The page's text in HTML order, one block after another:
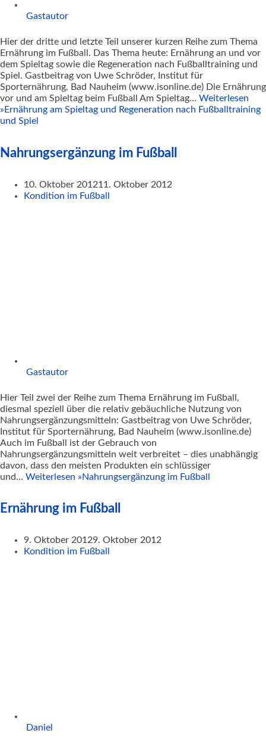
Gastautor
Hier der dritte und letzte Teil unserer kurzen Reihe zum Thema
Ernährung im Fußball. Das Thema heute: Ernährung an und vor
dem Spieltag sowie die Regeneration nach Fußballtraining und
Spiel. Gastbeitrag von Uwe Schröder, Institut für
Sporternährung, Bad Nauheim (www.isonline.de) Die Ernährung
vor und am Spieltag beim Fußball Am Spieltag… Weiterlesen
» Ernährung am Spieltag und Regeneration nach Fußballtraining
und Spiel
Nahrungsergänzung im Fußball
10. Oktober 201211. Oktober 2012
Kondition im Fußball
Gastautor
Hier Teil zwei der Reihe zum Thema Ernährung im Fußball,
diesmal speziell über die relativ gebäuchliche Nutzung von
Nahrungsergänzungsmitteln: Gastbeitrag von Uwe Schröder,
Institut für Sporternährung, Bad Nauheim (www.isonline.de)
Auch im Fußball ist der Gebrauch von
Nahrungsergänzungsmitteln weit verbreitet – dies unabhängig
davon, dass den meisten Produkten ein schlüssiger
und… Weiterlesen »Nahrungsergänzung im Fußball
Ernährung im Fußball
9. Oktober 20129. Oktober 2012
Kondition im Fußball
Daniel